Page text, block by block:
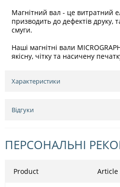
Магнітний вал - це витратний
призводить до дефектів друку,
смуги.
Наші магнітні вали
якісну, чітку та насичену
Характеристики
Відгуки
ПЕРСОНАЛЬНІ
Product Article